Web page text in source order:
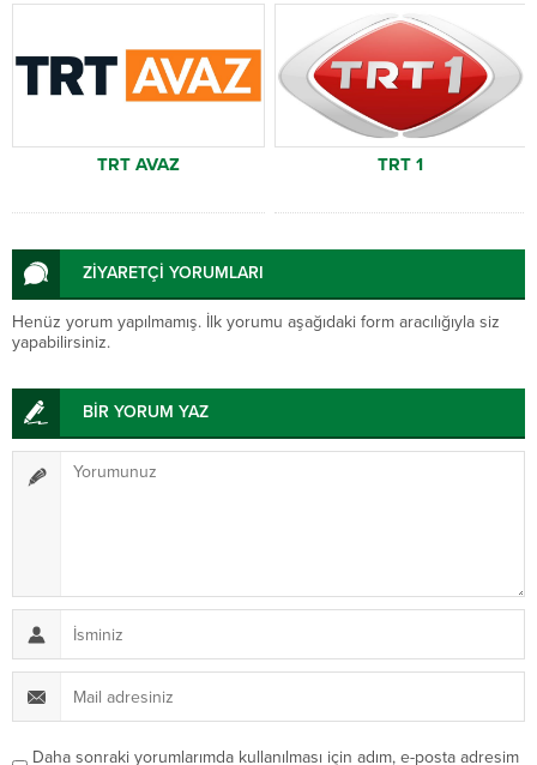
TRT AVAZ TRT 1
ZİYARETÇİ YORUMLARI
Henüz yorum yapılmamış. İlk yorumu aşağıdaki form aracılığıyla siz
yapabilirsiniz.
BİR YORUM YAZ
Daha sonraki yorumlarımda kullanılması için adım, e-posta adresim